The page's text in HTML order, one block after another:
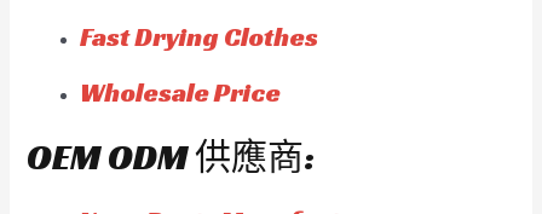
Fast Drying Clothes
Wholesale Price
OEM ODM 供應商: